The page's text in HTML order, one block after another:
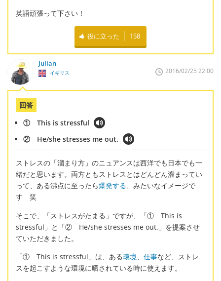
英語頑張って下さい！
役に立った 158
Julian
イギリス 2016/02/25 22:00
回答
① This is stressful
② He/she stresses me out.
ストレスの「溜まり方」のニュアンスは西洋でも日本でも一
緒だと思います。両方ともストレスとはどんどん溜まってい
って、ある沸点に至ったら爆発する、みたいなイメージで
す 笑
そこで、「ストレスがたまる」ですが、「① This is
stressful」と「② He/she stresses me out.」を提案させ
ていただきました。
「① This is stressful」は、ある環境、 仕事など、ストレ
スを起こすような環境に晒されている時に使えます。